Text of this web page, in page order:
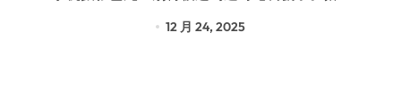
12 月 24, 2025